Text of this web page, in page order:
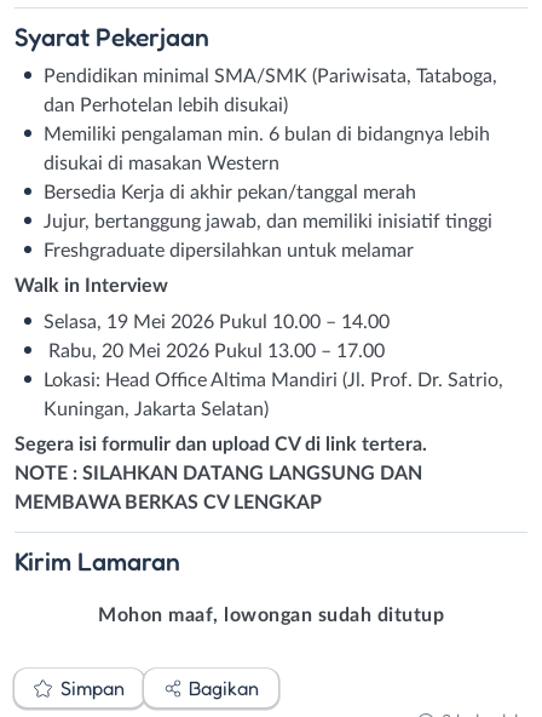
Syarat Pekerjaan
Pendidikan minimal SMA/SMK (Pariwisata, Tataboga,
dan Perhotelan lebih disukai)
Memiliki pengalaman min. 6 bulan di bidangnya lebih
disukai di masakan Western
Bersedia Kerja di akhir pekan/tanggal merah
Jujur, bertanggung jawab, dan memiliki inisiatif tinggi
Freshgraduate dipersilahkan untuk melamar
Walk in Interview
Selasa, 19 Mei 2026 Pukul 10.00 – 14.00
Rabu, 20 Mei 2026 Pukul 13.00 – 17.00
Lokasi: Head Office Altima Mandiri (Jl. Prof. Dr. Satrio,
Kuningan, Jakarta Selatan)
Segera isi formulir dan upload CV di link tertera.
NOTE : SILAHKAN DATANG LANGSUNG DAN
MEMBAWA BERKAS CV LENGKAP
Kirim Lamaran
Mohon maaf, lowongan sudah ditutup
Simpan Bagikan